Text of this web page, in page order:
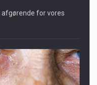
for vores